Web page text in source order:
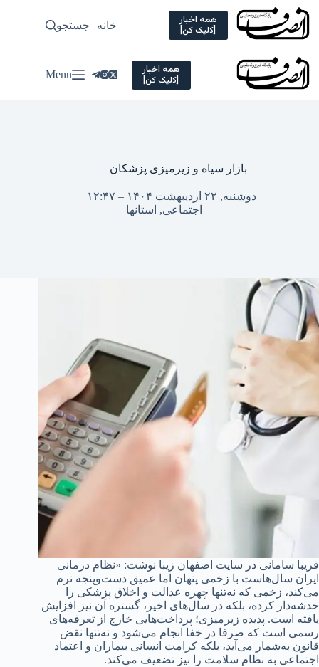
Skip
content
همه اخبار
[کلیک کن] خانه سیاسی
جستجو
همه اخبار
[کلیک کن] Menu
بازار سیاه و زیرمیزی پزشکان
دوشنبه, ۲۲ اردیبهشت ۱۴۰۴ – ۱۲:۴۷
اجتماعی, استانها
فریبا سامانی در سایت اصفهان زیبا نوشت: «نظام درمانی
ایران سال‌هاست با زخمی پنهان اما عمیق دست‌وپنجه نرم
می‌کند، زخمی که نه‌تنها چهره عدالت و اخلاق پزشکی را
خدشه‌دار کرده، بلکه در سال‌های اخیر، گستره آن نیز افزایش
یافته است. پدیده زیرمیزی؛ پرداخت‌هایی خارج از تعرفه‌های
رسمی است که صرفا در خفا انجام می‌شود و نه‌تنها نقض
قانون به‌شمار می‌آید، بلکه کرامت انسانی بیماران و اعتماد
اجتماعی به نظام سلامت را نیز تضعیف می‌کند.